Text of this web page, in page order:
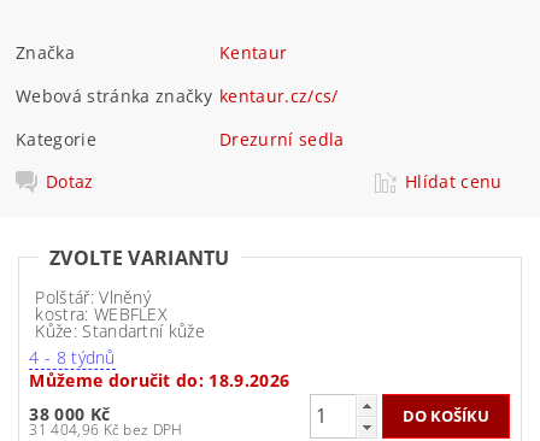
Značka
Kentaur
Webová stránka značky kentaur.cz/cs/
Kategorie
Drezurní sedla
Dotaz
Hlídat cenu
ZVOLTE VARIANTU
Polštář: Vlněný
kostra: WEBFLEX
Kůže: Standartní kůže
4 - 8 týdnů
Můžeme doručit do: 18.9.2026
38 000 Kč
31 404,96 Kč bez DPH